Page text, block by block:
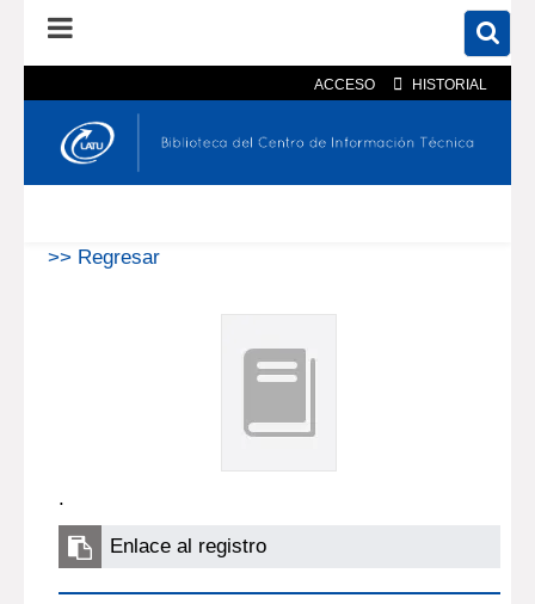
ACCESO HISTORIAL
En el catálogo En el sitio
>> Regresar
.
Enlace al registro